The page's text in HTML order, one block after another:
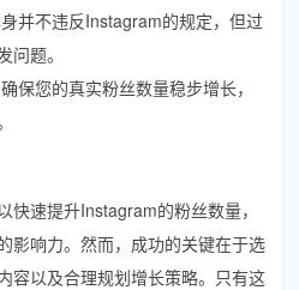
并不违反Instagram的规定，但过
题。
确保您的真实粉丝数量稳步增长，
快速提升Instagram的粉丝数量，
影响力。然而，成功的关键在于选
容以及合理规划增长策略。只有这